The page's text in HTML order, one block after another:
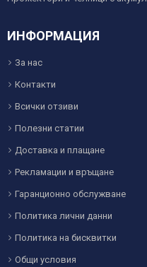
ИНФОРМАЦИЯ
За нас
Контакти
Всички отзиви
Полезни статии
Доставка и плащане
Рекламации и връщане
Гаранционно обслужване
Политика лични данни
Политика на бисквитки
Общи условия